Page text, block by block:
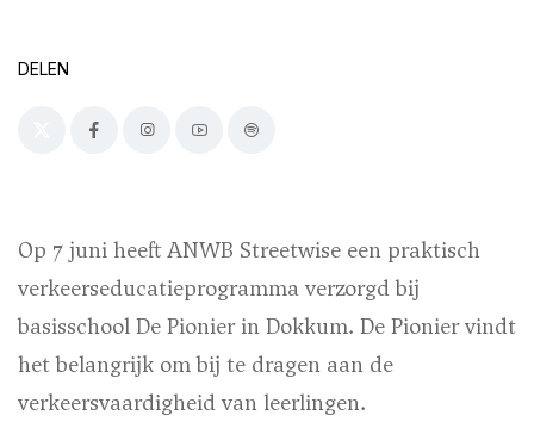
DELEN
Op 7 juni heeft ANWB Streetwise een praktisch
verkeerseducatieprogramma verzorgd bij
basisschool De Pionier in Dokkum. De Pionier vindt
het belangrijk om bij te dragen aan de
verkeersvaardigheid van leerlingen.